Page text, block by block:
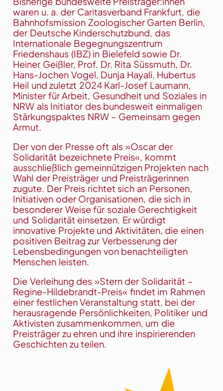
waren u. a. der Caritasverband Frankfurt, die
Bahnhofsmission Zoologischer Garten Berlin,
der Deutsche Kinderschutzbund, das
Internationale Begegnungszentrum
Friedenshaus (IBZ) in Bielefeld sowie Dr.
Heiner Geißler, Prof. Dr. Rita Süssmuth, Dr.
Hans-Jochen Vogel, Dunja Hayali, Hubertus
Heil und zuletzt 2024 Karl-Josef Laumann,
Minister für Arbeit, Gesundheit und Soziales in
NRW als Initiator des bundesweit einmaligen
Stärkungspaktes NRW – Gemeinsam gegen
Armut.
Der von der Presse oft als »Oscar der
Solidarität bezeichnete Preis«, kommt
ausschließlich gemeinnützigen Projekten nach
Wahl der Preisträger und Preisträgerinnen
zugute. Der Preis richtet sich an Personen,
Initiativen oder Organisationen, die sich in
besonderer Weise für soziale Gerechtigkeit
und Solidarität einsetzen. Er würdigt
innovative Projekte und Aktivitäten, die einen
positiven Beitrag zur Verbesserung der
Lebensbedingungen von benachteiligten
Menschen leisten.
Die Verleihung des »Stern der Solidarität –
Regine-Hildebrandt-Preis« findet im Rahmen
einer festlichen Veranstaltung statt, bei der
herausragende Persönlichkeiten, Politiker und
Aktivisten zusammenkommen, um die
Preisträger zu ehren und ihre inspirierenden
Geschichten zu teilen.